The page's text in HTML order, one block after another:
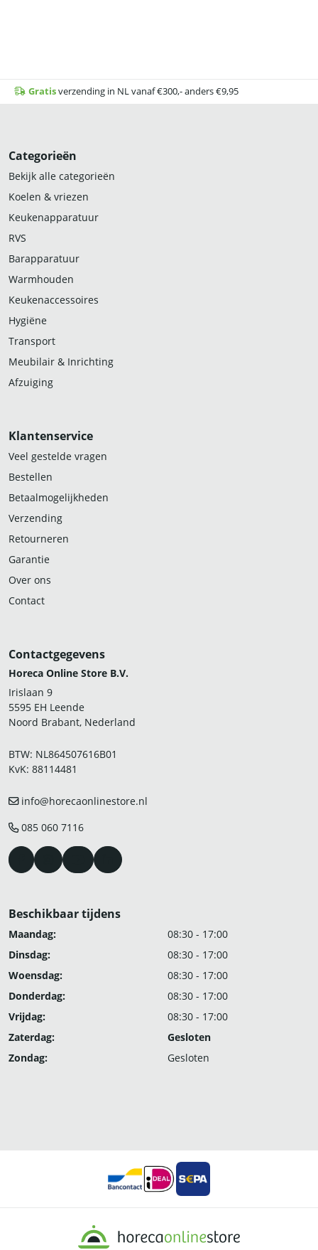
Gratisverzending in NL vanaf €300,- anders €9,95
Categorieën
Bekijk alle categorieën
Koelen & vriezen
Keukenapparatuur
RVS
Barapparatuur
Warmhouden
Keukenaccessoires
Hygiëne
Transport
Meubilair & Inrichting
Afzuiging
Klantenservice
Veel gestelde vragen
Bestellen
Betaalmogelijkheden
Verzending
Retourneren
Garantie
Over ons
Contact
Contactgegevens
Horeca Online Store B.V.
Irislaan 9
5595 EH Leende
Noord Brabant, Nederland
BTW: NL864507616B01
KvK: 88114481
info@horecaonlinestore.nl
085 060 7116
Beschikbaar tijdens
Maandag:
08:30 - 17:00
Dinsdag:
08:30 - 17:00
Woensdag:
08:30 - 17:00
Donderdag:
08:30 - 17:00
Vrijdag:
08:30 - 17:00
Zaterdag:
Gesloten
Zondag:
Gesloten